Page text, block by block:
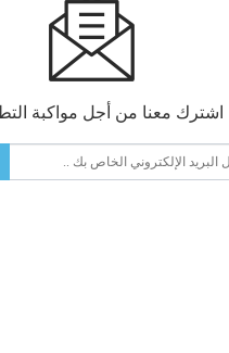
اشترك معنا من أجل مواكبة